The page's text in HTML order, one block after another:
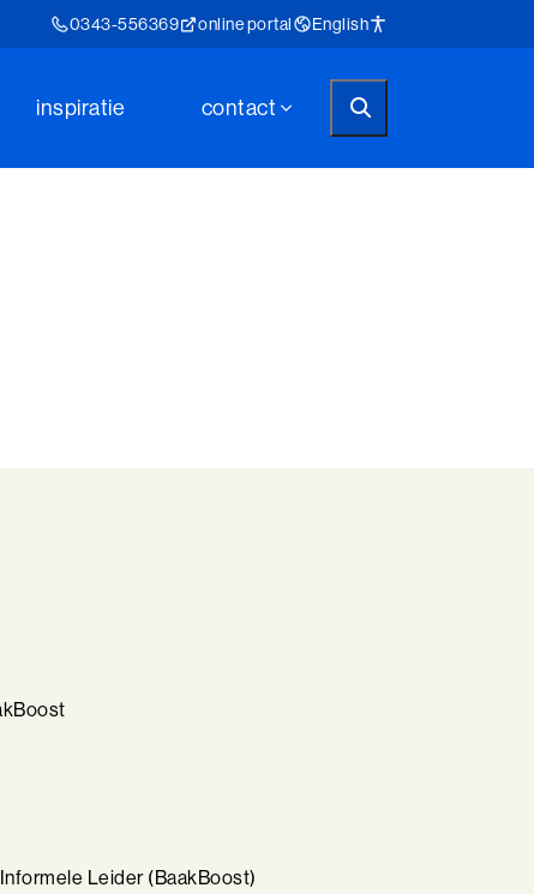
0343-556369 online portal English
inspiratie contact
Leider (BaakBoost)